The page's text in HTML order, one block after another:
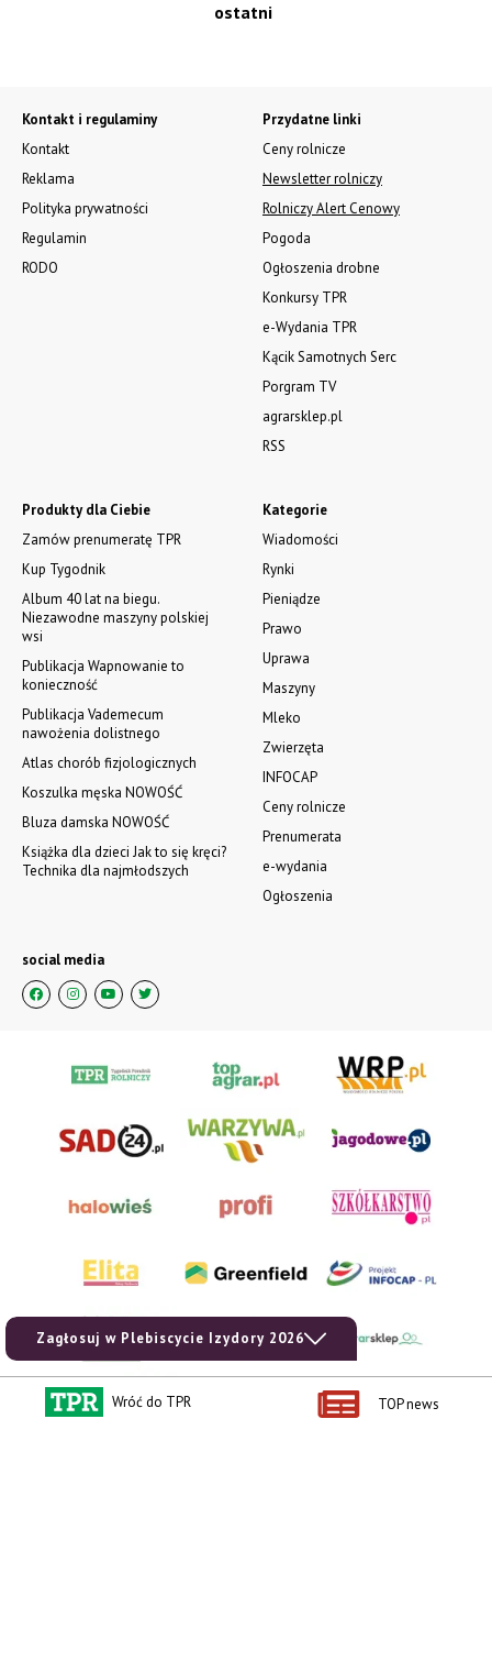
ostatni
Zagłosuj w Plebiscycie Izydory 2026
Kontakt i regulaminy
Kontakt
Reklama
Polityka prywatności
Regulamin
RODO
Kategorie
Wiadomości
Rynki
Pieniądze
Prawo
Uprawa
Maszyny
Mleko
Zwierzęta
INFOCAP
Ceny rolnicze
Prenumerata
e-wydania
Ogłoszenia
Produkty dla Ciebie
Zamów prenumeratę TPR
Kup Tygodnik
Album 40 lat na biegu.
Niezawodne maszyny polskiej
wsi
Publikacja Wapnowanie to
konieczność
Publikacja Vademecum
nawożenia dolistnego
Atlas chorób fizjologicznych
Koszulka męska NOWOŚĆ
Bluza damska NOWOŚĆ
Książka dla dzieci Jak to się kręci?
Technika dla najmłodszych
Przydatne linki
Ceny rolnicze
Newsletter rolniczy
Rolniczy Alert Cenowy
Pogoda
Ogłoszenia drobne
Konkursy TPR
e-Wydania TPR
Kącik Samotnych Serc
Porgram TV
agrarsklep.pl
RSS
social media
Wróć do TPR TOP news